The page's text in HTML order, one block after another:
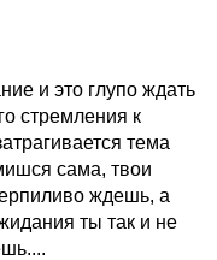
и это глупо ждать
стремления к
тема
сама, твои
ждешь, а
ты так и не